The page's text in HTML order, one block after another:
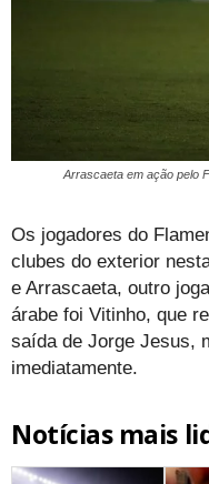
Arrascaeta em ação pelo
Os jogadores do
clubes do exterior
e Arrascaeta, outro
árabe foi Vitinho, que
saída de Jorge Jesus,
imediatamente.
Notícias mais